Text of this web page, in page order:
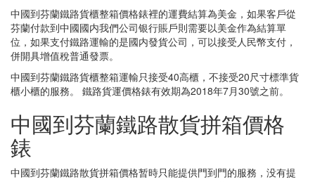
中國到芬蘭鐵路貨櫃整箱價格錶裡的運費結算為美金，如果客戶從
芬蘭付款到中國國内我們公司银行賬戶則需要以美金作為結算單
位，如果支付鐵路運輸的是國内發貨公司，可以接受人民幣支付，
併開具增值稅普通發票。
中國到芬蘭鐵路貨櫃整箱運輸只接受40高櫃，不接受20尺寸標準貨
櫃小櫃的服務。 鐵路貨運價格錶有效期為2018年7月30號之前。
中國到芬蘭鐵路散貨拼箱價格
錶
中國到芬蘭鐵路散貨拼箱價格暂時只能提供門到門的服務，没有提